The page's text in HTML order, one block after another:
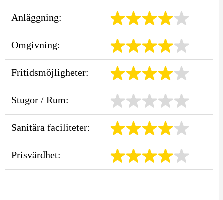
Anläggning:
Omgivning:
Fritidsmöjligheter:
Stugor / Rum:
Sanitära faciliteter:
Prisvärdhet: